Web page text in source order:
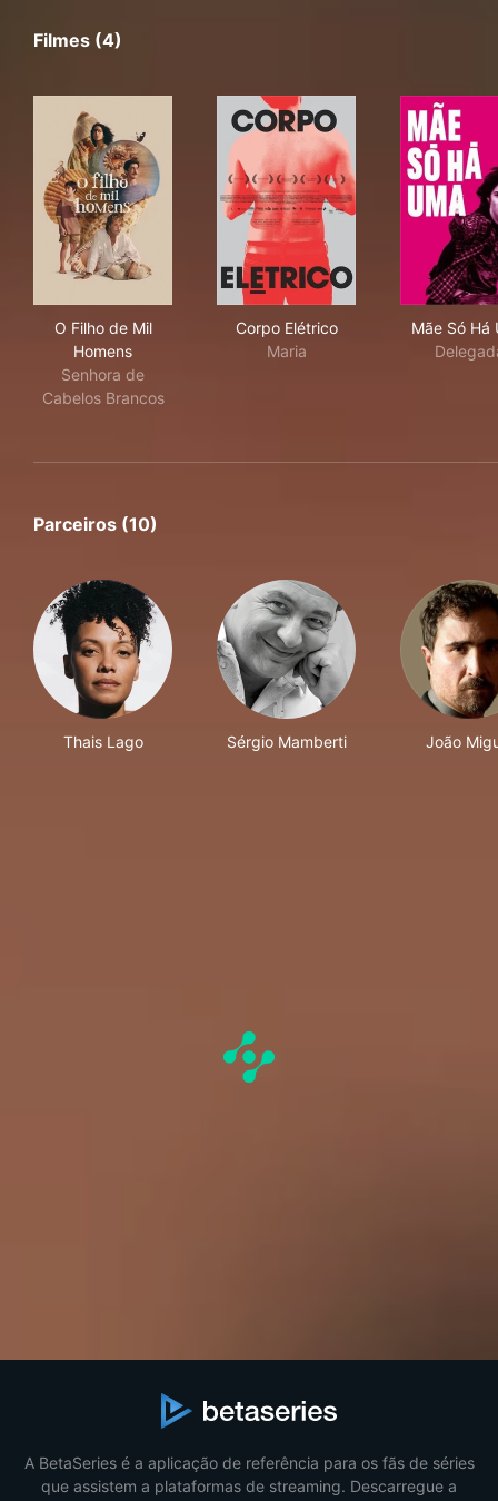
Filmes (4)
O Filho de Mil
Homens
Senhora de
Cabelos Brancos
Corpo Elétrico
Maria
Mãe Só Há
Parceiros (10)
Thais Lago Sérgio Mamberti João
A BetaSeries é a aplicação de referência para os fãs de séries
que assistem a plataformas de streaming. Descarregue a